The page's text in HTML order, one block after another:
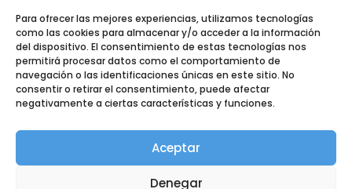
Para ofrecer las mejores experiencias, utilizamos tecnologías
como las cookies para almacenar y/o acceder a la información
del dispositivo. El consentimiento de estas tecnologías nos
permitirá procesar datos como el comportamiento de
navegación o las identificaciones únicas en este sitio. No
consentir o retirar el consentimiento, puede afectar
negativamente a ciertas características y funciones.
Aceptar
Denegar
Copyright © 2022 EGM Fuente del Jarro | Desarrollado por
Kultea Comunicación
Aviso Legal|Política de Privacidad|Política de Cookies